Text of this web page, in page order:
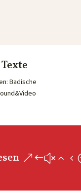
Badische